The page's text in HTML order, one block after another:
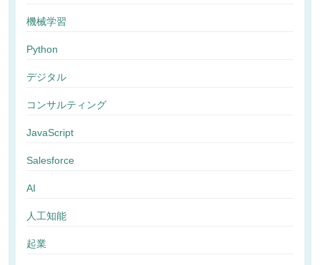
機械学習
Python
デジタル
コンサルティング
JavaScript
Salesforce
AI
人工知能
起業